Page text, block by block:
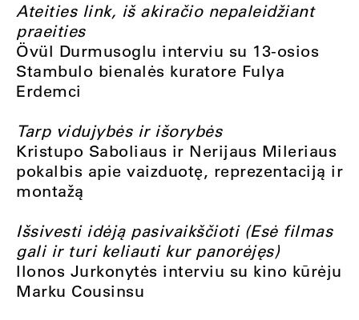
Ateities link, iš akiračio nepaleidžiant
praeities
Övül Durmusoglu interviu su 13-osios
Stambulo bienalės kuratore Fulya
Erdemci
Tarp vidujybės ir išorybės
Kristupo Saboliaus ir Nerijaus Mileriaus
pokalbis apie vaizduotę, reprezentaciją ir
montažą
Išsivesti idėją pasivaikščioti (Esė filmas
gali ir turi keliauti kur panorėjęs)
Ilonos Jurkonytės interviu su kino kūrėju
Marku Cousinsu